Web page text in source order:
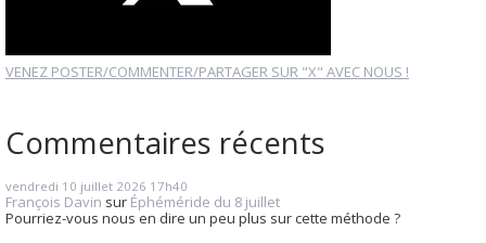
VENEZ POSTER/COMMENTER/PARTAGER SUR "X" AVEC NOUS !
Commentaires récents
vendredi 10 juillet 2026 17h40
François Davin sur Éphéméride du 8 juillet
Pourriez-vous nous en dire un peu plus sur cette méthode ?